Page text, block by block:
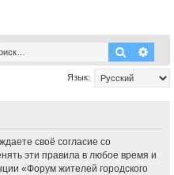
Поиск
Язык:
своё согласие со
эти правила в любое время и
«Форум жителей городского